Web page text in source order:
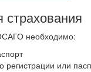
необходимо:
регистрации или